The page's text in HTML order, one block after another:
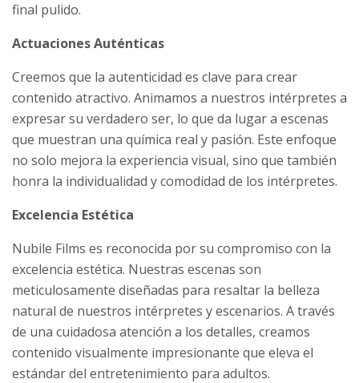
final pulido.
Actuaciones Auténticas
Creemos que la autenticidad es clave para crear
contenido atractivo. Animamos a nuestros intérpretes a
expresar su verdadero ser, lo que da lugar a escenas
que muestran una química real y pasión. Este enfoque
no solo mejora la experiencia visual, sino que también
honra la individualidad y comodidad de los intérpretes.
Excelencia Estética
Nubile Films es reconocida por su compromiso con la
excelencia estética. Nuestras escenas son
meticulosamente diseñadas para resaltar la belleza
natural de nuestros intérpretes y escenarios. A través
de una cuidadosa atención a los detalles, creamos
contenido visualmente impresionante que eleva el
estándar del entretenimiento para adultos.